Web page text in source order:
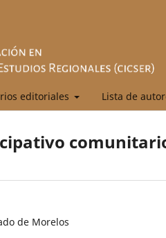
editoriales Lista de
de Morelos